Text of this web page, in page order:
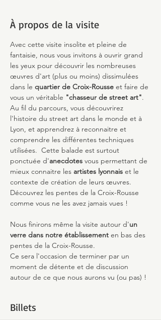
À propos de la visite
Avec cette visite insolite et pleine de
fantaisie, nous vous invitons à ouvrir grand
les yeux pour découvrir les nombreuses
œuvres d'art (plus ou moins) dissimulées
dans le quartier de Croix-Rousse et faire de
vous un véritable "chasseur de street art".
Au fil du parcours, vous découvrirez
l'histoire du street art dans le monde et à
Lyon, et apprendrez à reconnaitre et
comprendre les différentes techniques
utilisées.  Cette balade est surtout
ponctuée d'anecdotes vous permettant de
mieux connaitre les artistes lyonnais et le
contexte de création de leurs œuvres.
​Découvrez les pentes de la Croix-Rousse
comme vous ne les avez jamais vues !
Nous finirons même la visite autour d'un
verre dans notre établissement en bas des
pentes de la Croix-Rousse.
Ce sera l'occasion de terminer par un
moment de détente et de discussion
autour de ce que nous aurons vu (ou pas) !
Billets